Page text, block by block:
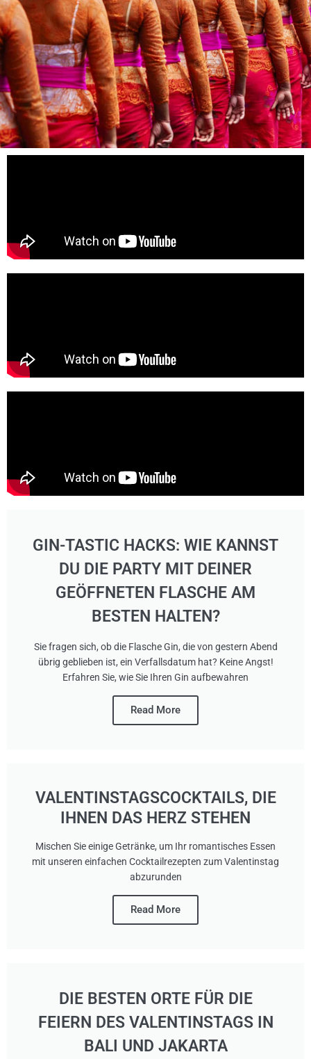
GIN-TASTIC HACKS: WIE KANNST
DU DIE PARTY MIT DEINER
GEÖFFNETEN FLASCHE AM
BESTEN HALTEN?
Sie fragen sich, ob die Flasche Gin, die von gestern Abend
übrig geblieben ist, ein Verfallsdatum hat? Keine Angst!
Erfahren Sie, wie Sie Ihren Gin aufbewahren
Read More
VALENTINSTAGSCOCKTAILS, DIE
IHNEN DAS HERZ STEHEN
Mischen Sie einige Getränke, um Ihr romantisches Essen
mit unseren einfachen Cocktailrezepten zum Valentinstag
abzurunden
Read More
DIE BESTEN ORTE FÜR DIE
FEIERN DES VALENTINSTAGS IN
BALI UND JAKARTA